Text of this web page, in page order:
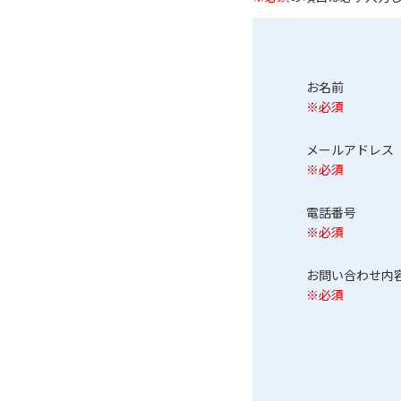
お名前
※必須
メールアドレ
※必須
電話番号
※必須
お問い合わせ
※必須